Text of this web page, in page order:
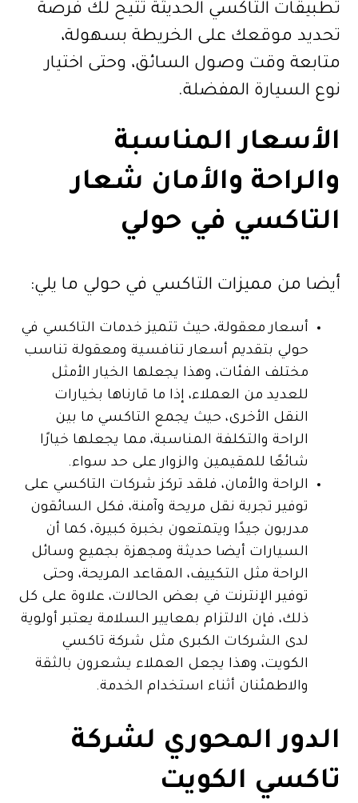
تطبيقات التاكسي الحديثة تتيح لك فرصة
تحديد موقعك على الخريطة بسهولة،
متابعة وقت وصول السائق، وحتى اختيار
نوع السيارة المفضلة.
الأسعار المناسبة
والراحة والأمان شعار
التاكسي في حولي
أيضا من مميزات التاكسي في حولي ما يلي:
أسعار معقولة، حيث تتميز خدمات التاكسي في
حولي بتقديم أسعار تنافسية ومعقولة تناسب
مختلف الفئات، وهذا يجعلها الخيار الأمثل
للعديد من العملاء، إذا ما قارناها بخيارات
النقل الأخرى، حيث يجمع التاكسي ما بين
الراحة والتكلفة المناسبة، مما يجعلها خيارًا
شائعًا للمقيمين والزوار على حد سواء.
الراحة والأمان، فلقد تركز شركات التاكسي على
توفير تجربة نقل مريحة وآمنة، فكل السائقون
مدربون جيدًا ويتمتعون بخبرة كبيرة، كما أن
السيارات أيضا حديثة ومجهزة بجميع وسائل
الراحة مثل التكييف، المقاعد المريحة، وحتى
توفير الإنترنت في بعض الحالات، علاوة على كل
ذلك، فإن الالتزام بمعايير السلامة يعتبر أولوية
لدى الشركات الكبرى مثل شركة تاكسي
الكويت، وهذا يجعل العملاء يشعرون بالثقة
والاطمئنان أثناء استخدام الخدمة.
الدور المحوري لشركة
تاكسي الكويت